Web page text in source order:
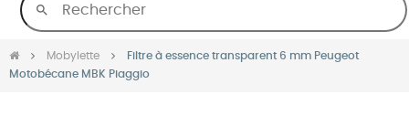
search
Mobylette
Filtre à essence transparent 6 mm Peugeot
Motobécane MBK Piaggio